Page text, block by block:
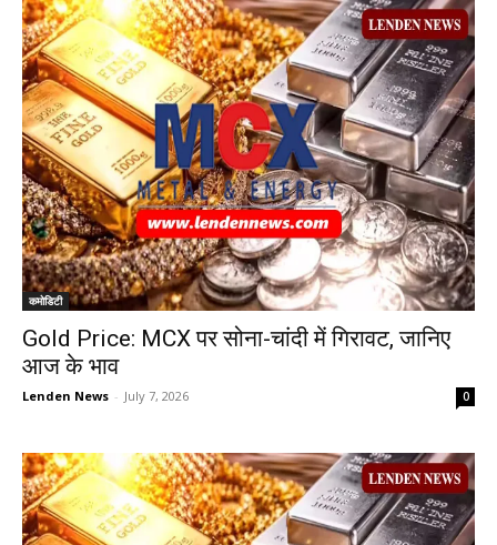
कमोडिटी
Gold Price: MCX पर सोना-चांदी में गिरावट, जानिए
आज के भाव
Lenden News - July 7, 2026 0